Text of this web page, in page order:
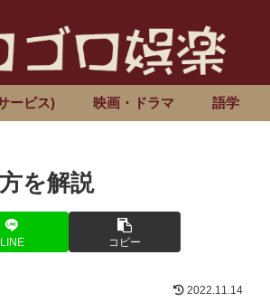
ービス) 映画・ドラマ 語学
を解説
LINE コピー
2022.11.14